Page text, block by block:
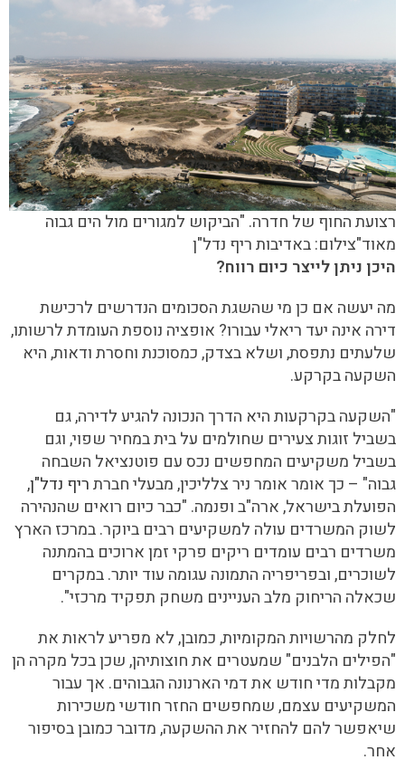
רצועת החוף של חדרה. "הביקוש למגורים מול הים גבוה
מאוד"צילום: באדיבות ריף נדל"ן
היכן ניתן לייצר כיום רווח?
מה יעשה אם כן מי שהשגת הסכומים הנדרשים לרכישת
דירה אינה יעד ריאלי עבורו? אופציה נוספת העומדת לרשותו,
שלעתים נתפסת, ושלא בצדק, כמסוכנת וחסרת ודאות, היא
השקעה בקרקע.
"השקעה בקרקעות היא הדרך הנכונה להגיע לדירה, גם
בשביל זוגות צעירים שחולמים על בית במחיר שפוי, וגם
בשביל משקיעים המחפשים נכס עם פוטנציאל השבחה
גבוה" – כך אומר אומר ניר צלליכין, מבעלי חברתריף נדל"ן,
הפועלת בישראל, ארה"ב ופנמה. "כבר כיום רואים שהנהירה
לשוק המשרדים עולה למשקיעים רבים ביוקר. במרכז הארץ
משרדים רבים עומדים ריקים פרקי זמן ארוכים בהמתנה
לשוכרים, ובפריפריה התמונה עגומה עוד יותר. במקרים
שכאלה הריחוק מלב העניינים משחק תפקיד מרכזי".
לחלק מהרשויות המקומיות, כמובן, לא מפריע לראות את
"הפילים הלבנים" שמעטרים את חוצותיהן, שכן בכל מקרה הן
מקבלות מדי חודש את דמי הארנונה הגבוהים. אך עבור
המשקיעים עצמם, שמחפשים החזר חודשי משכירות
שיאפשר להם להחזיר את ההשקעה, מדובר כמובן בסיפור
אחר.